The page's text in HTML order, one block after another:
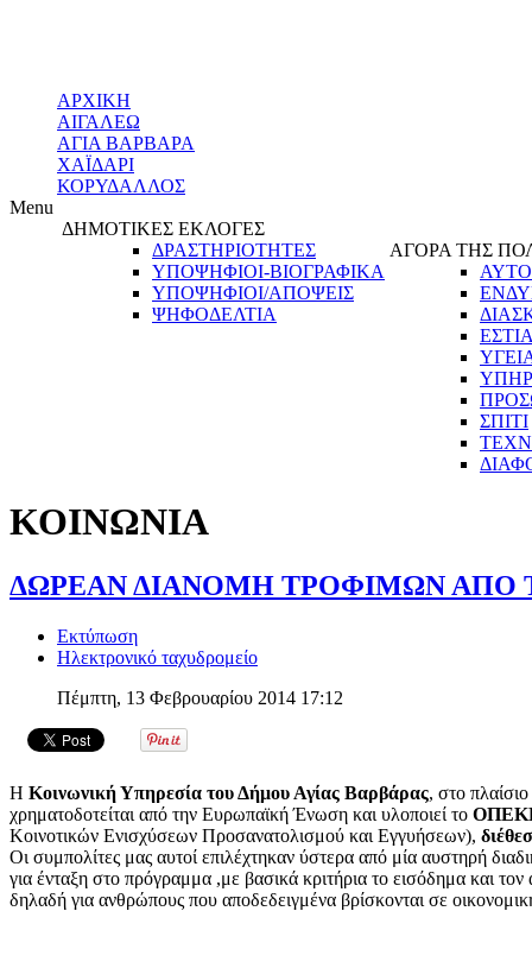
ΑΡΧΙΚΗ
ΑΙΓΑΛΕΩ
ΑΓΙΑ ΒΑΡΒΑΡΑ
ΧΑΪΔΑΡΙ
ΚΟΡΥΔΑΛΛΟΣ
Menu
ΔΗΜΟΤΙΚΕΣ ΕΚΛΟΓΕΣ
ΔΡΑΣΤΗΡΙΟΤΗΤΕΣ
ΥΠΟΨΗΦΙΟΙ-ΒΙΟΓΡΑΦΙΚΑ
ΥΠΟΨΗΦΙΟΙ/ΑΠΟΨΕΙΣ
ΨΗΦΟΔΕΛΤΙΑ
ΑΓΟΡΑ ΤΗΣ
ΣΠΙΤΙ
ΚΟΙΝΩΝΙΑ
ΔΩΡΕΑΝ ΔΙΑΝΟΜΗ ΤΡΟΦΙΜΩΝ ΑΠΟ
Εκτύπωση
Ηλεκτρονικό ταχυδρομείο
Πέμπτη, 13 Φεβρουαρίου 2014 17:12
Η Κοινωνική Υπηρεσία του Δήμου Αγίας Βαρβάρας, στο
χρηματοδοτείται από την Ευρωπαϊκή Ένωση και υλοποιεί το
Κοινοτικών Ενισχύσεων Προσανατολισμού και Εγγυήσεων),
Οι συμπολίτες μας αυτοί επιλέχτηκαν ύστερα από μία αυστηρή
για ένταξη στο πρόγραμμα ,με βασικά κριτήρια το εισόδημα και
δηλαδή για ανθρώπους που αποδεδειγμένα βρίσκονται σε